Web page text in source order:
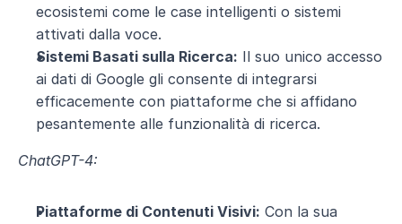
ecosistemi come le case intelligenti o sistemi
attivati ​​​​dalla voce.
Sistemi Basati sulla Ricerca: Il suo unico accesso
ai dati di Google gli consente di integrarsi
efficacemente con piattaforme che si affidano
pesantemente alle funzionalità di ricerca.
ChatGPT-4:
Piattaforme di Contenuti Visivi: Con la sua